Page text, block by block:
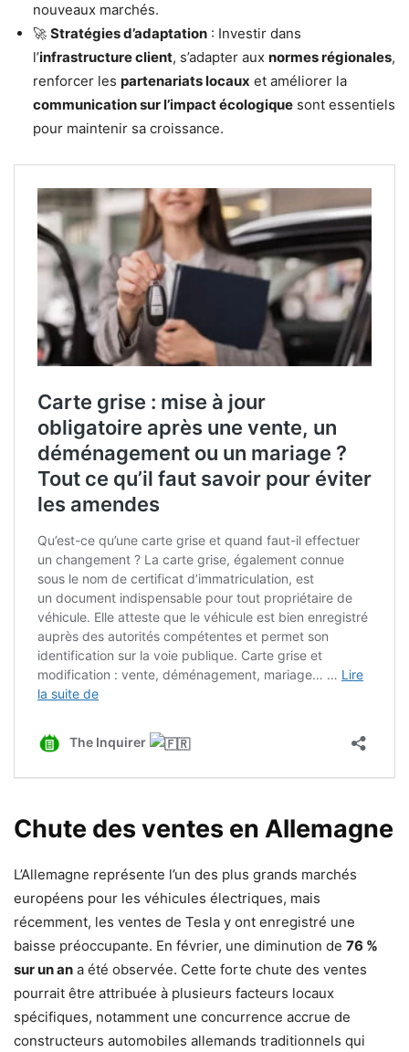
nouveaux marchés.
🚀 Stratégies d’adaptation : Investir dans
l’infrastructure client, s’adapter aux normes régionales,
renforcer les partenariats locaux et améliorer la
communication sur l’impact écologique sont essentiels
pour maintenir sa croissance.
Chute des ventes en Allemagne
L’Allemagne représente l’un des plus grands marchés
européens pour les véhicules électriques, mais
récemment, les ventes de Tesla y ont enregistré une
baisse préoccupante. En février, une diminution de 76 %
sur un an a été observée. Cette forte chute des ventes
pourrait être attribuée à plusieurs facteurs locaux
spécifiques, notamment une concurrence accrue de
constructeurs automobiles allemands traditionnels qui